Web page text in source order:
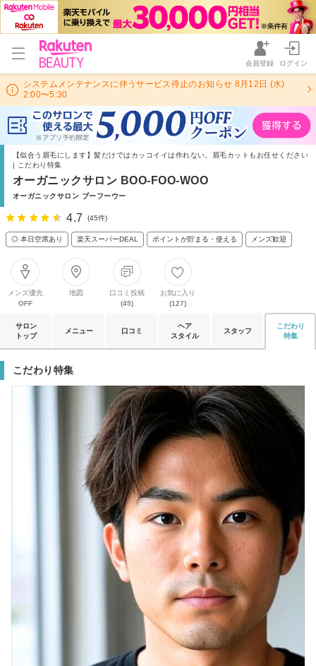
会員登録 ログイン
システムメンテナンスに伴うサービス停止のお知らせ 8月12日 (水)
2:00〜5:30
【似合う眉毛にします】髪だけではカッコイイは作れない。眉毛カットもお任せください
| こだわり特集
オーガニックサロン BOO-FOO-WOO
オーガニックサロン ブーフーウー
4.7 (45件)
◎ 本日空席あり 楽天スーパーDEAL ポイントが貯まる・使える メンズ歓迎
メンズ優先
OFF
地図
口コミ投稿
(45)
お気に入り
(127)
サロン
トップ
メニュー 口コミ
ヘア
スタイル
スタッフ
こだわり
特集
こだわり特集